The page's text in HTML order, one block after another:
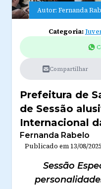
Autor: Fernanda
Categoria:
Compartilhar
Prefeitura de
de Sessão
Internacional
Fernanda Rabelo
Publicado em 13/08/
Sessão